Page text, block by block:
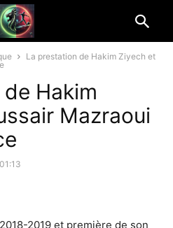
La prestation de Hakim Ziyech et
Hakim
Mazraoui
2019 et première de son